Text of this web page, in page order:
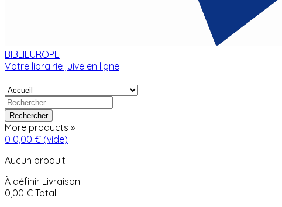
BIBLIEUROPE
Votre librairie juive en ligne
Rechercher
More products »
0 0,00 € (vide)
Aucun produit
À définir Livraison
0,00 € Total